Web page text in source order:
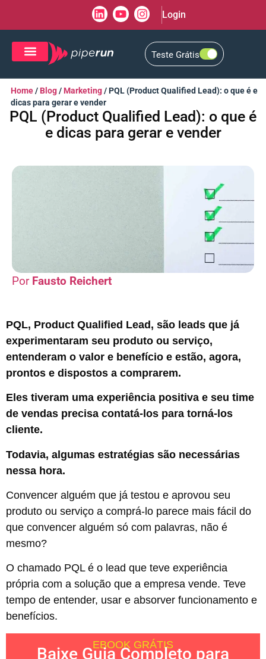
Login
Teste Grátis
Home/ Blog/ Marketing/PQL (Product Qualified Lead): o que é e
dicas para gerar e vender
PQL (Product Qualified Lead): o que é
e dicas para gerar e vender
Fausto Reichert
PQL, Product Qualified Lead, são leads que já
experimentaram seu produto ou serviço,
entenderam o valor e benefício e estão, agora,
prontos e dispostos a comprarem.
Eles tiveram uma experiência positiva e seu time
de vendas precisa contatá-los para torná-los
cliente.
Todavia, algumas estratégias são necessárias
nessa hora.
Convencer alguém que já testou e aprovou seu
produto ou serviço a comprá-lo parece mais fácil do
que convencer alguém só com palavras, não é
mesmo?
O chamado PQL é o lead que teve experiência
própria com a solução que a empresa vende. Teve
tempo de entender, usar e absorver funcionamento e
benefícios.
EBOOK GRÁTIS
Baixe Guia Completo para